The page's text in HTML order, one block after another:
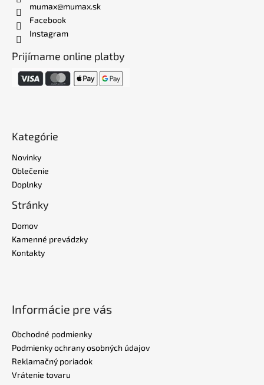
mumax@mumax.sk
Facebook
Instagram
Prijímame online platby
Kategórie
Novinky
Oblečenie
Doplnky
Stránky
Domov
Kamenné prevádzky
Kontakty
Informácie pre vás
Obchodné podmienky
Podmienky ochrany osobných údajov
Reklamačný poriadok
Vrátenie tovaru